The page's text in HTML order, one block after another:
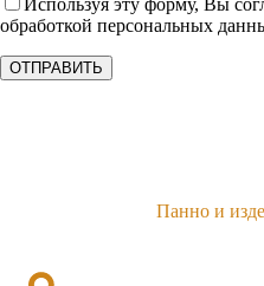
Используя эту форму, Вы
обработкой персональных
Панно и